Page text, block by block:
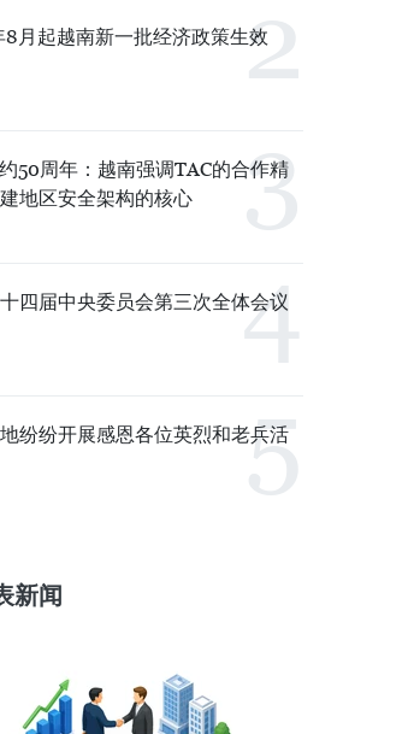
月起越南新一批经济政策生效
50周年：越南强调TAC的合作精
地区安全架构的核心
四届中央委员会第三次全体会议
纷纷开展感恩各位英烈和老兵活
新闻